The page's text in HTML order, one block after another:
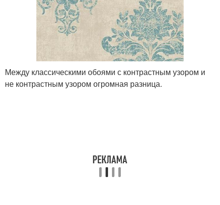
Между классическими обоями с контрастным узором и
не контрастным узором огромная разница.